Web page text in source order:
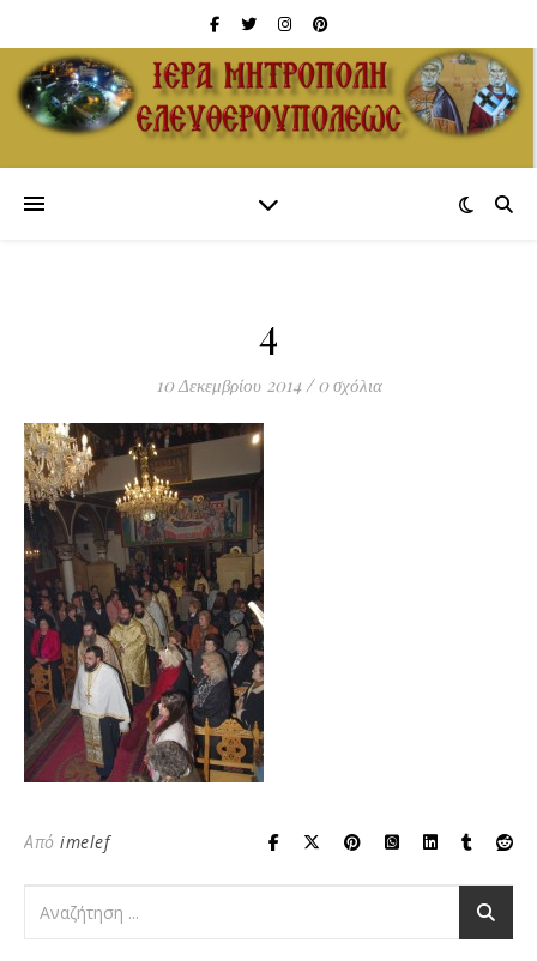
4
10 Δεκεμβρίου 2014 / 0 σχόλια
Από imelef